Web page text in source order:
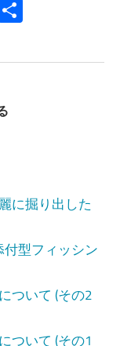
に掘り出した
型フィッシン
ついて (その2
ついて (その1